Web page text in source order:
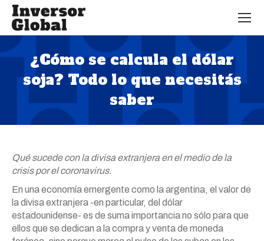
¿Cómo se calcula el dólar
soja? Todo lo que necesitás
saber
Estás aquí:
Qué sucede con la divisa extranjera en el medio de la
crisis por el coronavirus.
En una economía emergente como la argentina, el valor de
la divisa extranjera -en particular, del dólar
estadounidense- es de suma importancia no sólo para que
ellos que se dedican a la compra y venta de moneda